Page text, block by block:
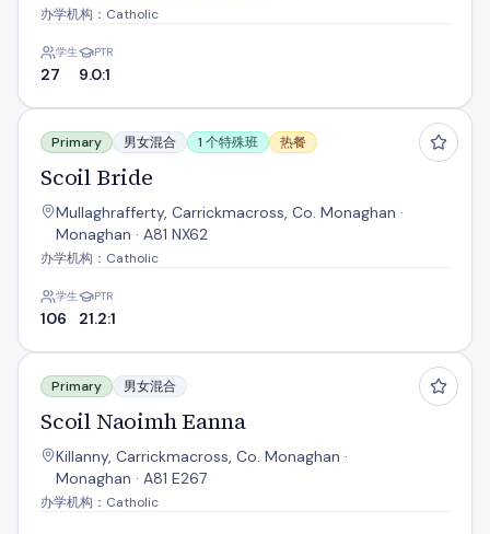
办学机构：Catholic
学生
27
PTR
9.0:1
Scoil Bride
Primary 男女混合 1 个特殊班 热餐
Scoil Bride
Mullaghrafferty, Carrickmacross, Co. Monaghan ·
Monaghan · A81 NX62
办学机构：Catholic
学生
106
PTR
21.2:1
Scoil Naoimh Eanna
Primary 男女混合
Scoil Naoimh Eanna
Killanny, Carrickmacross, Co. Monaghan ·
Monaghan · A81 E267
办学机构：Catholic